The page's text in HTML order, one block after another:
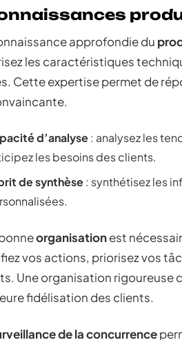
approfondie du
les caractéristiques
Cette expertise permet de
d’analyse: analysez les
les besoins des clients.
de synthèse: synthétisez les
organisationest
vos actions, priorisez vos
Une organisation rigoureuse
fidélisation des clients.
de la concurrence